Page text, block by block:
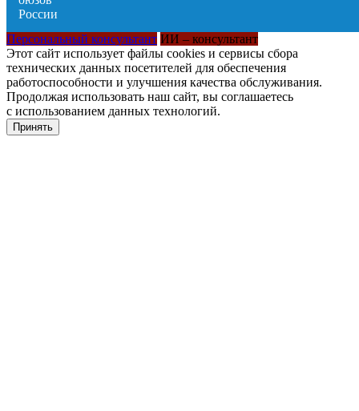
Персональный консультант ИИ – консультант
Этот сайт использует файлы cookies и сервисы сбора
технических данных посетителей для обеспечения
работоспособности и улучшения качества обслуживания.
Продолжая использовать наш сайт, вы соглашаетесь
с использованием данных технологий.
Принять